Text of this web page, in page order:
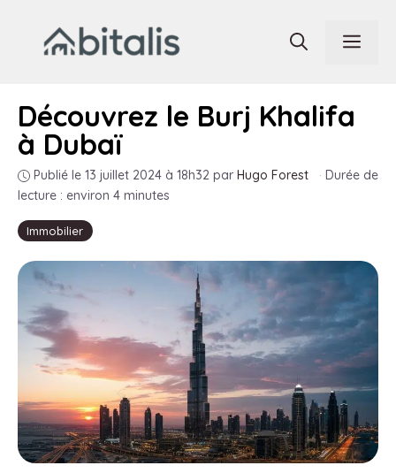
contenu
Immobilier
Découvrez le Burj Khalifa
à Dubaï
Publié le 13 juillet 2024 à 18h32 par Hugo Forest · Durée de
lecture : environ 4 minutes